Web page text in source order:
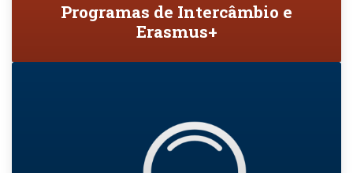
Programas de Intercâmbio e
Erasmus+